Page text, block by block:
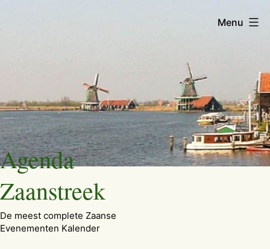
Ga
naar
de
inhoud
Agenda
Zaanstreek
De meest complete Zaanse
Evenementen Kalender
Menu